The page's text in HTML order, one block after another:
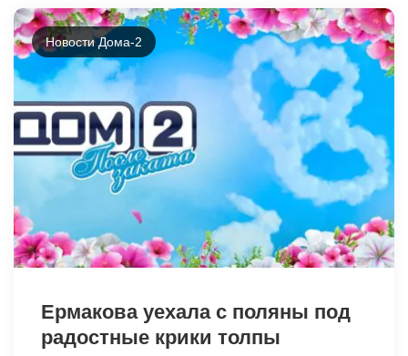
Новости Дома-2
Ермакова уехала с поляны под
радостные крики толпы